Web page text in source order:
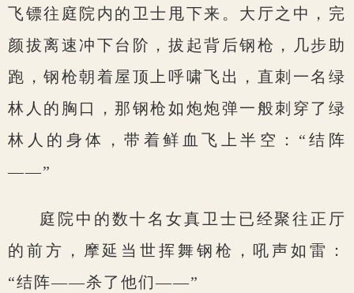
飞镖往庭院内的卫士甩下来。大厅之中，完
颜拔离速冲下台阶，拔起背后钢枪，几步助
跑，钢枪朝着屋顶上呼啸飞出，直刺一名绿
林人的胸口，那钢枪如炮炮弹一般刺穿了绿
林人的身体，带着鲜血飞上半空：“结阵
——”
庭院中的数十名女真卫士已经聚往正厅
的前方，摩延当世挥舞钢枪，吼声如雷：
“结阵——杀了他们——”